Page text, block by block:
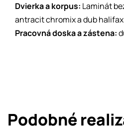
Dvierka a korpus: Laminát
antracit chromix a dub
Pracovná doska a zástena:
Podobné